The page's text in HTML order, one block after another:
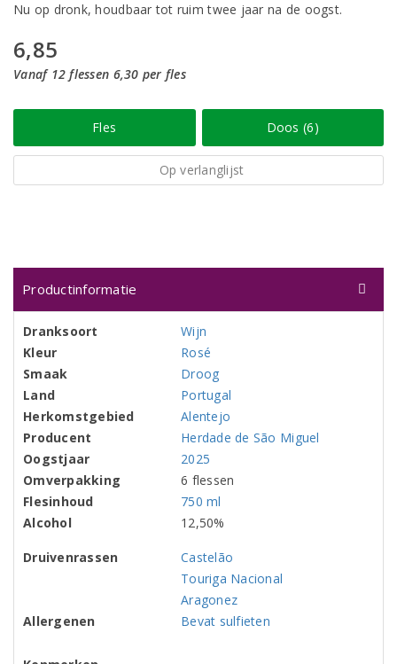
Nu op dronk, houdbaar tot ruim twee jaar na de oogst.
6,85
Vanaf 12 flessen 6,30 per fles
Fles Doos (6)
Op verlanglijst
Productinformatie
Dranksoort
Wijn
Kleur
Rosé
Smaak
Droog
Land
Portugal
Herkomstgebied
Alentejo
Producent
Herdade de São Miguel
Oogstjaar
2025
Omverpakking
6 flessen
Flesinhoud
750 ml
Alcohol
12,50%
Druivenrassen
Castelão
Touriga Nacional
Aragonez
Allergenen
Bevat sulfieten